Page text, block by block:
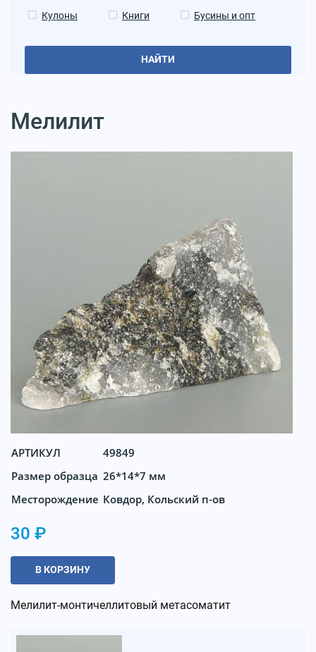
Кулоны
Книги Бусины и опт
НАЙТИ
Мелилит
АРТИКУЛ
49849
Размер образца 26*14*7 мм
Месторождение Ковдор, Кольский п-ов
30 ₽
В КОРЗИНУ
Мелилит-монтичеллитовый метасоматит